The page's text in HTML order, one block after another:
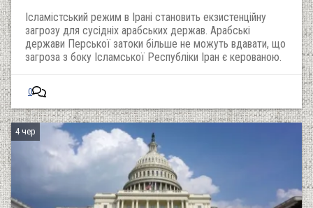
Ісламістський режим в Ірані становить екзистенційну
загрозу для сусідніх арабських держав. Арабські
держави Перської затоки більше не можуть вдавати, що
загроза з боку Ісламської Республіки Іран є керованою.
0
4 чер